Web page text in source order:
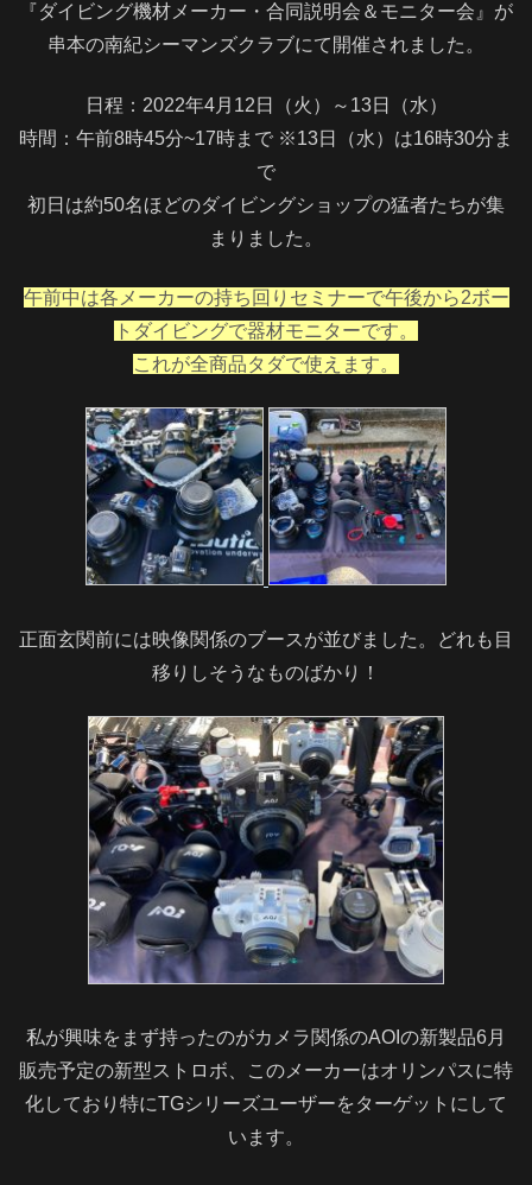
『ダイビング機材メーカー・合同説明会＆モニター会』が
串本の南紀シーマンズクラブにて開催されました。
日程：2022年4月12日（火）～13日（水）
時間：午前8時45分~17時まで ※13日（水）は16時30分ま
で
初日は約50名ほどのダイビングショップの猛者たちが集
まりました。
午前中は各メーカーの持ち回りセミナーで午後から2ボー
トダイビングで器材モニターです。
これが全商品タダで使えます。
正面玄関前には映像関係のブースが並びました。どれも目
移りしそうなものばかり！
私が興味をまず持ったのがカメラ関係のAOIの新製品6月
販売予定の新型ストロボ、このメーカーはオリンパスに特
化しており特にTGシリーズユーザーをターゲットにして
います。